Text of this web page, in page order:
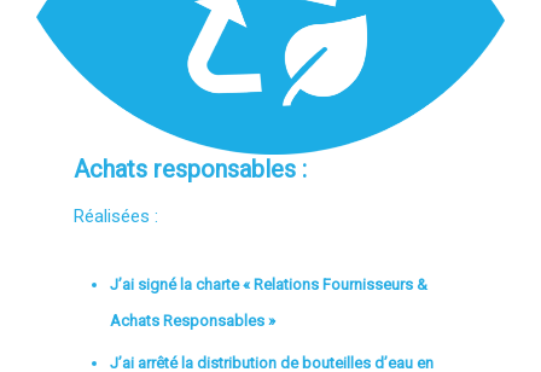
Achats responsables :
Réalisées :
J’ai signé la charte « Relations Fournisseurs &
Achats Responsables »
J’ai arrêté la distribution de bouteilles d’eau en